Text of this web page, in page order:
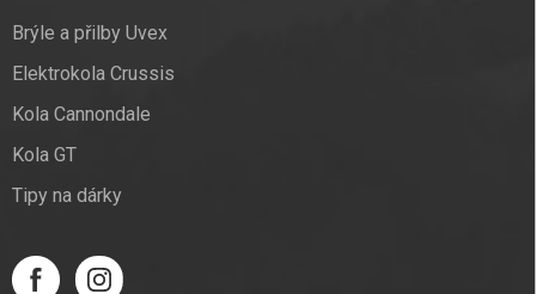
Brýle a přilby Uvex
Elektrokola Crussis
Kola Cannondale
Kola GT
Tipy na dárky